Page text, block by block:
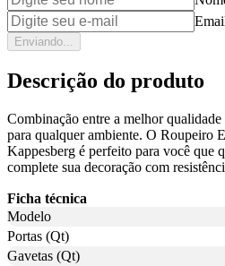
Enviando...
Descrição do produto
Combinação entre a melhor
para qualquer ambiente. O Roupeiro
Kappesberg é perfeito para você que
complete sua decoração com
Ficha técnica
Modelo
Portas (Qt)
Gavetas (Qt)